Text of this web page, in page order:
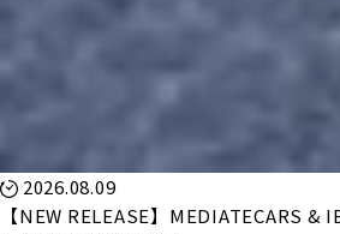
2026.08.09
【NEW RELEASE】MEDIATECARS &